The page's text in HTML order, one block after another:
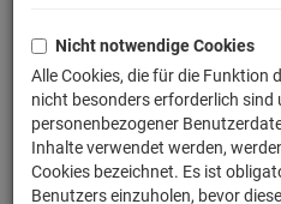
Nicht notwendige Cookies
Alle Cookies, die für die Funktion
nicht besonders erforderlich sind
personenbezogener
Inhalte verwendet werden,
Cookies bezeichnet. Es ist
Benutzers einzuholen, bevor